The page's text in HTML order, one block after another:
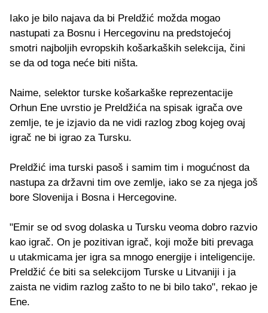
Iako je bilo najava da bi Preldžić možda mogao
nastupati za Bosnu i Hercegovinu na predstojećoj
smotri najboljih evropskih košarkaških selekcija, čini
se da od toga neće biti ništa.
Naime, selektor turske košarkaške reprezentacije
Orhun Ene uvrstio je Preldžića na spisak igrača ove
zemlje, te je izjavio da ne vidi razlog zbog kojeg ovaj
igrač ne bi igrao za Tursku.
Preldžić ima turski pasoš i samim tim i mogućnost da
nastupa za državni tim ove zemlje, iako se za njega još
bore Slovenija i Bosna i Hercegovine.
"Emir se od svog dolaska u Tursku veoma dobro razvio
kao igrač. On je pozitivan igrač, koji može biti prevaga
u utakmicama jer igra sa mnogo energije i inteligencije.
Preldžić će biti sa selekcijom Turske u Litvaniji i ja
zaista ne vidim razlog zašto to ne bi bilo tako", rekao je
Ene.